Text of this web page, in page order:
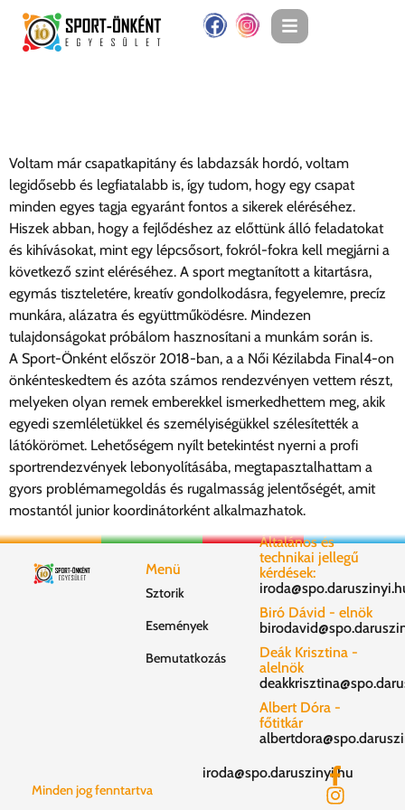
Voltam már csapatkapitány és labdazsák hordó, voltam
legidősebb és legfiatalabb is, így tudom, hogy egy csapat
minden egyes tagja egyaránt fontos a sikerek eléréséhez.
Hiszek abban, hogy a fejlődéshez az előttünk álló feladatokat
és kihívásokat, mint egy lépcsősort, fokról-fokra kell megjárni a
következő szint eléréséhez. A sport megtanított a kitartásra,
egymás tiszteletére, kreatív gondolkodásra, fegyelemre, precíz
munkára, alázatra és együttműködésre. Mindezen
tulajdonságokat próbálom hasznosítani a munkám során is.
A Sport-Önként először 2018-ban, a a Női Kézilabda Final4-on
önkénteskedtem és azóta számos rendezvényen vettem részt,
melyeken olyan remek emberekkel ismerkedhettem meg, akik
egyedi szemléletükkel és személyiségükkel szélesítették a
látókörömet. Lehetőségem nyílt betekintést nyerni a profi
sportrendezvények lebonyolításába, megtapasztalhattam a
gyors problémamegoldás és rugalmasság jelentőségét, amit
mostantól junior koordinátorként alkalmazhatok.
Menü
Sztorik
Események
Bemutatkozás
Általános és
technikai jellegű
kérdések:
Biró Dávid - elnök
Deák Krisztina -
alelnök
Albert Dóra -
főtitkár
Minden jog fenntartva
iroda@spo.daruszinyi.hu